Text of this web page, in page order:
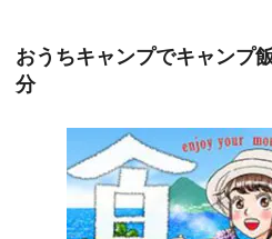
おうちキャンプでキャンプ
分